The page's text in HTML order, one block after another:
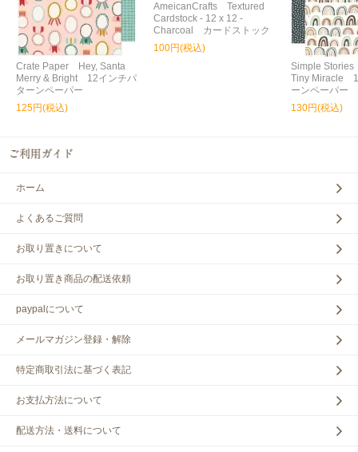
Crate Paper Hey, Santa
Merry & Bright 12インチパ
ターンペーパー
125円(税込)
AmeicanCrafts Textured
Cardstock - 12 x 12 -
Charcoal カードストック
100円(税込)
Simple
Tiny Miracle
ーンペーパー
130円(税込)
ホーム
よくあるご質問
お取り置きについて
お取り置き商品の配送依頼
paypalについて
メールマガジン登録・解除
特定商取引法に基づく表記
お支払方法について
配送方法・送料について